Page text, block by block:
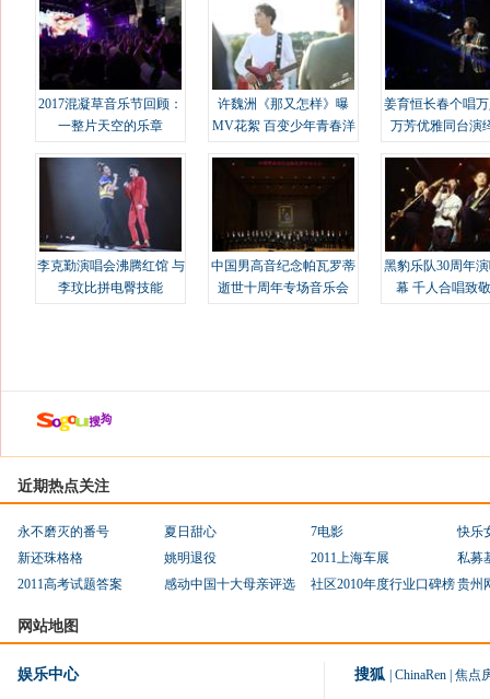
2017混凝草音乐节回顾：
一整片天空的乐章
许魏洲《那又怎样》曝
MV花絮 百变少年青春洋
姜育恒长春个唱
万芳优雅同台演
李克勤演唱会沸腾红馆 与
李玟比拼电臀技能
中国男高音纪念帕瓦罗蒂
逝世十周年专场音乐会
黑豹乐队30周年
幕 千人合唱致
近期热点关注
永不磨灭的番号 夏日甜心 7电影
快乐
新还珠格格
姚明退役 2011上海车展
私募
2011高考试题答案
感动中国十大母亲评选 社区2010年度行业口碑榜贵州
网站地图
娱乐中心 搜狐 ChinaRen 焦点